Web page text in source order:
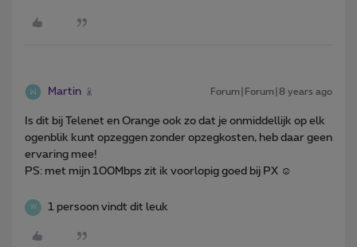
Martin Forum|Forum|8 years ago
Is dit bij Telenet en Orange ook zo dat je onmiddellijk op elk
ogenblik kunt opzeggen zonder opzegkosten, heb daar geen
ervaring mee!
PS: met mijn 100Mbps zit ik voorlopig goed bij PX ☺️
W 1 persoon vindt dit leuk